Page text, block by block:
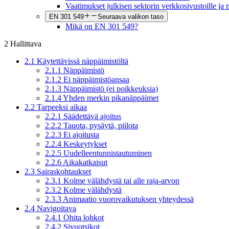
Vaatimukset julkisen sektorin verkkosivustoille ja
EN 301 549 Seuraava valikon taso
Mikä on EN 301 549?
2 Hallittava
2.1 Käytettävissä näppäimistöltä
2.1.1 Näppäimistö
2.1.2 Ei näppäimistöansaa
2.1.3 Näppäimistö (ei poikkeuksia)
2.1.4 Yhden merkin pikanäppäimet
2.2 Tarpeeksi aikaa
2.2.1 Säädettävä ajoitus
2.2.2 Tauota, pysäytä, piilota
2.2.3 Ei ajoitusta
2.2.4 Keskeytykset
2.2.5 Uudelleentunnistautuminen
2.2.6 Aikakatkaisut
2.3 Sairaskohtaukset
2.3.1 Kolme välähdystä tai alle raja-arvon
2.3.2 Kolme välähdystä
2.3.3 Animaatio vuorovaikutuksen yhteydessä
2.4 Navigoitava
2.4.1 Ohita lohkot
2.4.2 Sivuotsikot